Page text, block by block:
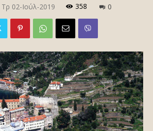
Τρ 02-Ιούλ-2019 358 0